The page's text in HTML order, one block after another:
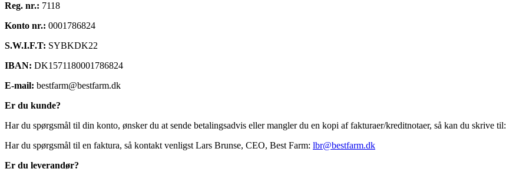
Reg. nr.: 7118
Konto nr.: 0001786824
S.W.I.F.T: SYBKDK22
IBAN: DK1571180001786824
E-mail: bestfarm@bestfarm.dk
Er du kunde?
Har du spørgsmål til din konto, ønsker du at sende betalingsadvis eller mangler du en kopi af fakturaer/kreditnotaer, så kan du skrive til:
Har du spørgsmål til en faktura, så kontakt venligst Lars Brunse, CEO, Best Farm: lbr@bestfarm.dk
Er du leverandør?